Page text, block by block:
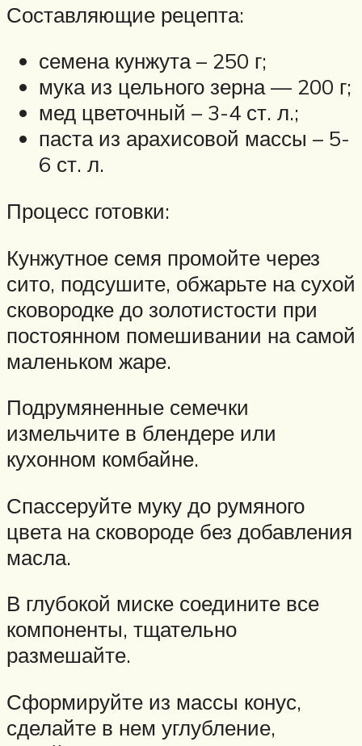
Составляющие рецепта:
семена кунжута – 250 г;
мука из цельного зерна — 200 г;
мед цветочный – 3-4 ст. л.;
паста из арахисовой массы – 5-
6 ст. л.
Процесс готовки:
Кунжутное семя промойте через
сито, подсушите, обжарьте на сухой
сковородке до золотистости при
постоянном помешивании на самой
маленьком жаре.
Подрумяненные семечки
измельчите в блендере или
кухонном комбайне.
Спассеруйте муку до румяного
цвета на сковороде без добавления
масла.
В глубокой миске соедините все
компоненты, тщательно
размешайте.
Сформируйте из массы конус,
сделайте в нем углубление,